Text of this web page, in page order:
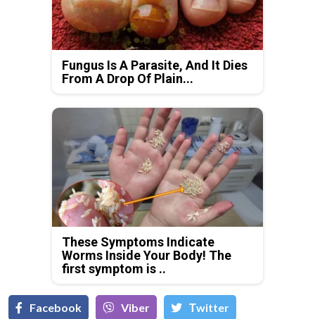
Fungus Is A Parasite, And It Dies
From A Drop Of Plain...
These Symptoms Indicate
Worms Inside Your Body! The
first symptom is ..
Facebook Viber Тwitter